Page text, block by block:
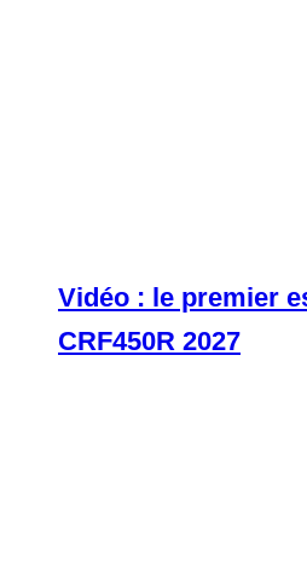
Vidéo : le premier
CRF450R 2027